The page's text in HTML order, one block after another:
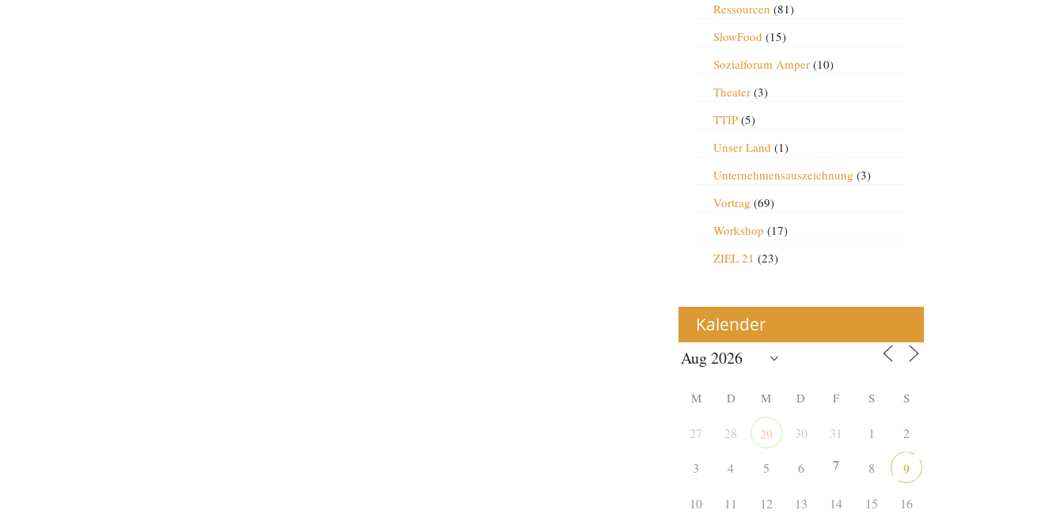
Ressourcen (81)
SlowFood (15)
Sozialforum Amper(10)
Theater(3)
TTIP(5)
Unser Land (1)
Unternehmensauszeichnung (3)
Vortrag (69)
Workshop (17)
ZIEL 21 (23)
Kalender
M D M D F S S
27 28 29 30 31 1 2
3 4 5 6 7 8 9
10 11 12 13 14 15 16